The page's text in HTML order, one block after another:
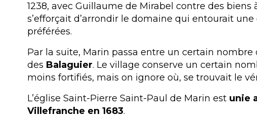
1238, avec Guillaume de Mirabel contre des biens
s’efforçait d’arrondir le domaine qui entourait une
préférées.
Par la suite, Marin passa entre un certain nombre
des Balaguier. Le village conserve un certain
moins fortifiés, mais on ignore où, se trouvait le
L’église Saint-Pierre Saint-Paul de Marin est unie
Villefranche en 1683.